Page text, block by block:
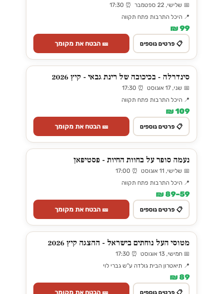
📅 שלישי, 22 ספטמבר ⏰ 17:30
📍 היכל התרבות פתח תקווה
99 ₪
📋 פרטים נוספים 🎫 הבטח את מקומך
סינדרלה - בכיכובה של רינת גבאי - קיץ 2026
📅 שני, 17 אוגוסט ⏰ 17:30
📍 היכל התרבות פתח תקווה
109 ₪
📋 פרטים נוספים 🎫 הבטח את מקומך
נעמה סופר על בחוות החיות - פסטיפאן
📅 שלישי, 11 אוגוסט ⏰ 17:00
📍 היכל התרבות פתח תקווה
59–89 ₪
📋 פרטים נוספים 🎫 הבטח את מקומך
מטוסי העל נוחתים בישראל - ההצגה קיץ 2026
📅 חמישי, 13 אוגוסט ⏰ 17:30
📍 תיאטרון הבית גולדה ע"ש גברי לוי
89 ₪
📋 פרטים נוספים 🎫 הבטח את מקומך